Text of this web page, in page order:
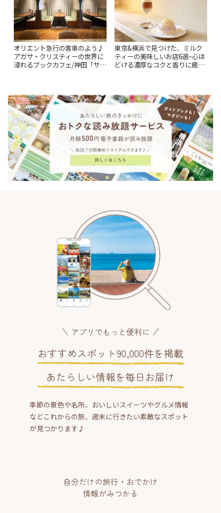
オリエント急行の客車のよう♪
アガサ・クリスティーの世界に
浸れるブックカフェ/神田「サロ
東京&横浜で見つけた、ミルク
ティーの美味しいお店6選~心ほ
どける濃厚なコクと香りに癒や
アプリでもっと便利に
おすすめスポット90,000件を掲載
あたらしい情報を毎日お届け
季節の景色や名所、おいしいスイーツやグルメ情報
などこれからの旅、週末に行きたい素敵なスポット
が見つかります♪
自分だけの旅行・おでかけ
情報がみつかる